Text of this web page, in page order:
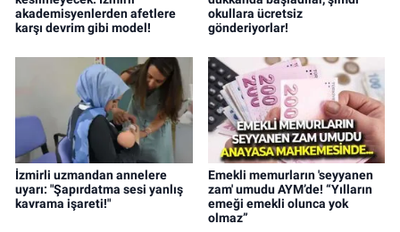
akademisyenlerden afetlere
karşı devrim gibi model!
okullara ücretsiz
gönderiyorlar!
İzmirli uzmandan annelere
uyarı: "Şapırdatma sesi yanlış
kavrama işareti!"
Emekli memurların 'seyyanen
zam' umudu AYM’de! “Yılların
emeği emekli olunca yok
olmaz”